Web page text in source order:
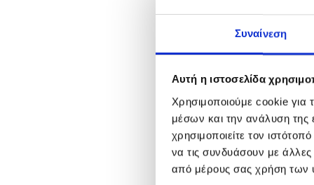
Συναίνεση
Αυτή η ιστοσελίδα
Χρησιμοποιούμε cookie για
μέσων και την ανάλυση της
χρησιμοποιείτε τον
να τις συνδυάσουν με
από μέρους σας χρήση των